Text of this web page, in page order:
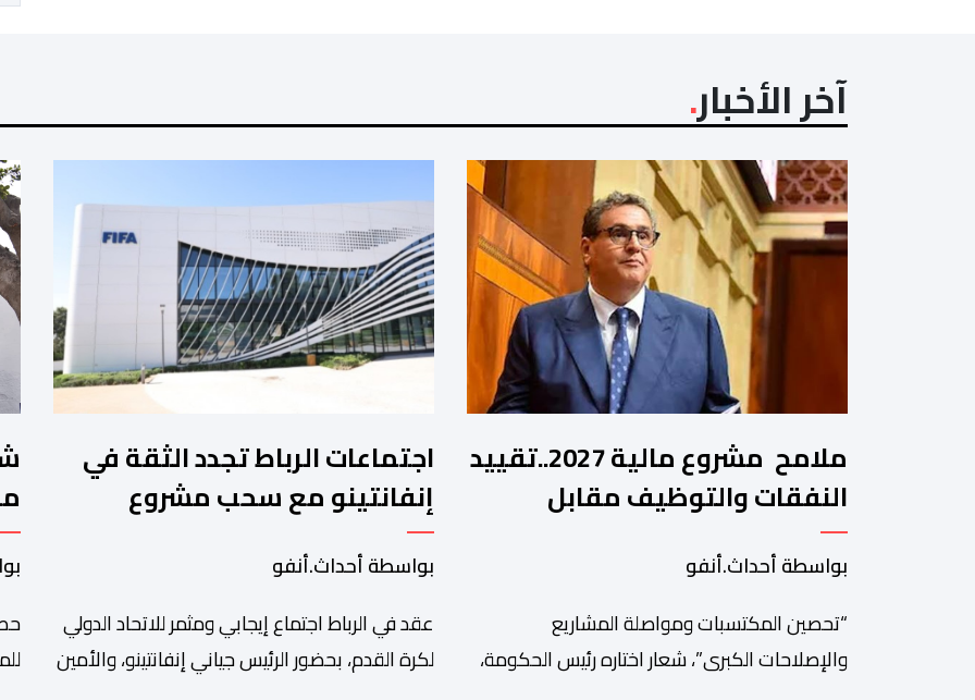
آخر الأخبار
ملامح مشروع مالية 2027..تقييد
النفقات والتوظيف مقابل
مواصلة بناء الدولة الاجتماعية
والاستثمار
بواسطة أحداث.أنفو
“تحصين المكتسبات ومواصلة المشاريع
والإصلاحات الكبرى”، شعار اختاره رئيس الحكومة،
اجتماعات الرباط تجدد الثقة في
إنفانتينو مع سحب مشروع
الفيفا
بواسطة أحداث.أنفو
عقد في الرباط اجتماع إيجابي ومثمر للاتحاد الدولي
لكرة القدم، بحضور الرئيس جياني إنفانتينو، والأمين